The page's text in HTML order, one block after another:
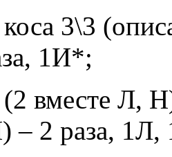
3\3
1И*;
вместе Л,
– 2 раза,